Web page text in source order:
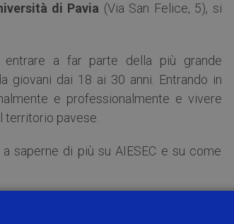
di Pavia (Via San Felice, 5), si
entrare a far parte della più grande
giovani dai 18 ai 30 anni. Entrando in
e professionalmente e vivere
territorio pavese.
saperne di più su AIESEC e su come